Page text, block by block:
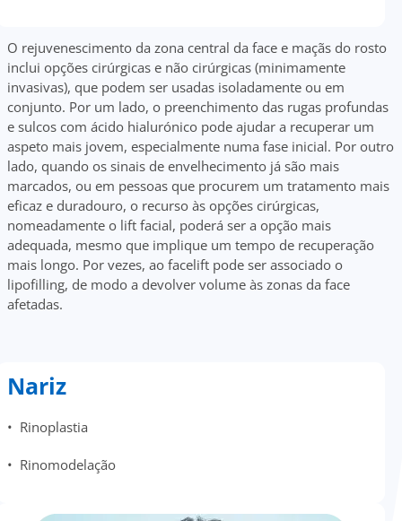
O rejuvenescimento da zona central da face e maçãs do rosto
inclui opções cirúrgicas e não cirúrgicas (minimamente
invasivas), que podem ser usadas isoladamente ou em
conjunto. Por um lado, o preenchimento das rugas profundas
e sulcos com ácido hialurónico pode ajudar a recuperar um
aspeto mais jovem, especialmente numa fase inicial. Por outro
lado, quando os sinais de envelhecimento já são mais
marcados, ou em pessoas que procurem um tratamento mais
eficaz e duradouro, o recurso às opções cirúrgicas,
nomeadamente o lift facial, poderá ser a opção mais
adequada, mesmo que implique um tempo de recuperação
mais longo. Por vezes, ao facelift pode ser associado o
lipofilling, de modo a devolver volume às zonas da face
afetadas.
Nariz
• Rinoplastia
• Rinomodelação